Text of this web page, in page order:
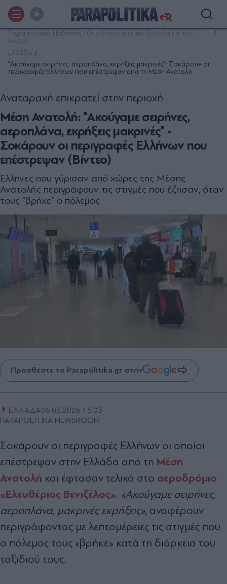
Παραπολιτικά | Ειδήσεις - Οι ειδήσεις από την Ελλάδα και τον
κόσμο
Ελλάδα
"Ακούγαμε σειρήνες, αεροπλάνα, εκρήξεις μακρινές": Σοκάρουν οι
περιγραφές Ελλήνων που επέστρεψαν από τη Μέση Ανατολή
Μέση Ανατολή: "Ακούγαμε σειρήνες,
αεροπλάνα, εκρήξεις μακρινές" -
Σοκάρουν οι περιγραφές Ελλήνων που
επέστρεψαν (Βίντεο)
Αναταραχή επικρατεί στην περιοχή
Έλληνες που γύρισαν από χώρες της Μέσης
Ανατολής περιγράφουν τις στιγμές που έζησαν, όταν
τους "βρήκε" ο πόλεμος
Προσθέστε το Parapolitika.gr στην
ΕΛΛΑΔΑ06.03.2026 15:03
PARAPOLITIKA NEWSROOM
Σοκάρουν οι περιγραφές Ελλήνων οι οποίοι
επέστρεψαν στην Ελλάδα από τη Μέση
Ανατολή και έφτασαν τελικά στο αεροδρόμιο
«Ελευθέριος Βενιζέλος». «Ακούγαμε σειρήνες,
αεροπλάνα, μακρινές εκρήξεις», αναφέρουν
περιγράφοντας με λεπτομέρειες τις στιγμές που
ο πόλεμος τους «βρήκε» κατά τη διάρκεια του
ταξιδιού τους.